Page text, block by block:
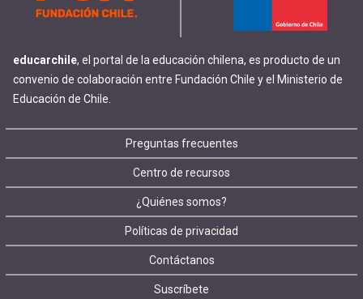
educarchile, el portal de la educación chilena, es producto de un
convenio de colaboración entre Fundación Chile y el Ministerio de
Educación de Chile.
Footer
menu
Preguntas frecuentes
Centro de recursos
¿Quiénes somos?
Políticas de privacidad
Contáctanos
Suscríbete